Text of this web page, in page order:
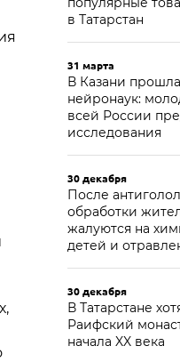
в Татарстан
31 марта
В Казани
нейронаук:
всей России
исследования
30 декабря
После
обработки
жалуются на
детей и
30 декабря
В Татарстане
Раифский
начала XX века